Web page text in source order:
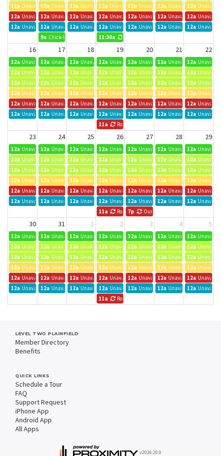
12a Unavailable
12a Unavailable
12a Unavailable
12a Unavailable
12a Unavailable
12a Unavailable
12a
12a Unavailable
12a Unavailable
12a Unavailable
12a Unavailable
12a Unavailable
12a Unavailable
12a
12a Unavailable
12a Unavailable
12a Unavailable
12a Unavailable
12a Unavailable
12a Unavailable
12a
9a Chick-fil-A 11:30a
16 17 18 19 20 21 22
12a Unavailable
12a Unavailable
12a Unavailable
12a Unavailable
12a Unavailable
12a Unavailable
12a
12a Unavailable
12a Unavailable
12a Unavailable
12a Unavailable
12a Unavailable
12a Unavailable
12a
12a Unavailable
12a Unavailable
12a Unavailable
12a Unavailable
12a Unavailable
12a Unavailable
12a
12a Unavailable
12a Unavailable
12a Unavailable
12a Unavailable
12a Unavailable
12a Unavailable
12a
12a Unavailable
12a Unavailable
12a Unavailable
12a Unavailable
12a Unavailable
12a Unavailable
12a
12a Unavailable
12a Unavailable
12a Unavailable
12a Unavailable
12a Unavailable
12a Unavailable
12a
11a
Rotary Speaker Series - See Events for Details
23 24 25 26 27 28 29
12a Unavailable
12a Unavailable
12a Unavailable
12a Unavailable
12a Unavailable
12a Unavailable
12a
12a Unavailable
12a Unavailable
12a Unavailable
12a Unavailable
12a Unavailable
12a Unavailable
12a
12a Unavailable
12a Unavailable
12a Unavailable
12a Unavailable
12a Unavailable
12a Unavailable
12a
12a Unavailable
12a Unavailable
12a Unavailable
12a Unavailable
12a Unavailable
12a Unavailable
12a
12a Unavailable
12a Unavailable
12a Unavailable
12a Unavailable
12a Unavailable
12a Unavailable
12a
12a Unavailable
12a Unavailable
12a Unavailable
12a Unavailable
12a Unavailable
12a Unavailable
12a
11a
Rotary Club Activity
7p Our Father's House Young Adults
30 31 1 2 3 4 5
12a Unavailable
12a Unavailable
12a Unavailable
12a Unavailable
12a Unavailable
12a Unavailable
12a
12a Unavailable
12a Unavailable
12a Unavailable
12a Unavailable
12a Unavailable
12a Unavailable
12a
12a Unavailable
12a Unavailable
12a Unavailable
12a Unavailable
12a Unavailable
12a Unavailable
12a
12a Unavailable
12a Unavailable
12a Unavailable
12a Unavailable
12a Unavailable
12a Unavailable
12a
12a Unavailable
12a Unavailable
12a Unavailable
12a Unavailable
12a Unavailable
12a Unavailable
12a
12a Unavailable
12a Unavailable
12a Unavailable
12a Unavailable
12a Unavailable
12a Unavailable
12a
11a
Rotary Speaker Series - See Events for Details
LEVEL TWO PLAINFIELD
Member Directory
Benefits
QUICK LINKS
Schedule a Tour
FAQ
Support Request
iPhone App
Android App
All Apps
v2026.20.0